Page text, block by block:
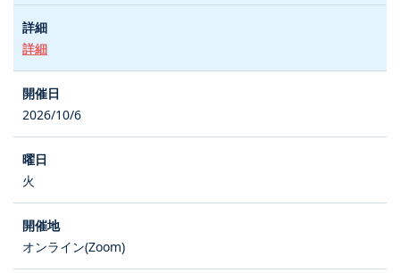
詳細
2026/10/6
火
オンライン(Zoom)